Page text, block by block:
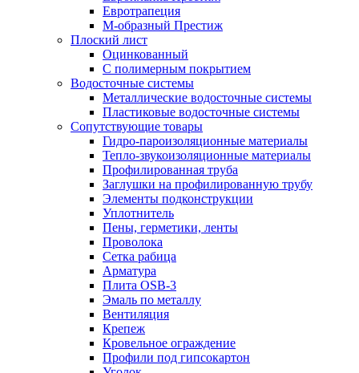
Евротрапеция
М-образный Престиж
Плоский лист
Оцинкованный
С полимерным покрытием
Водосточные системы
Металлические водосточные системы
Пластиковые водосточные системы
Сопутствующие товары
Гидро-пароизоляционные материалы
Тепло-звукоизоляционные материалы
Профилированная труба
Заглушки на профилированную трубу
Элементы подконструкции
Уплотнитель
Пены, герметики, ленты
Проволока
Сетка рабица
Арматура
Плита OSB-3
Эмаль по металлу
Вентиляция
Крепеж
Кровельное ограждение
Профили под гипсокартон